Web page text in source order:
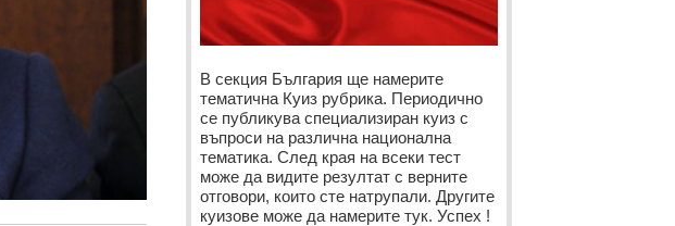
В секция България ще намерите
тематична Куиз рубрика. Периодично
се публикува специализиран куиз с
въпроси на различна национална
тематика. След края на всеки тест
може да видите резултат с верните
отговори, които сте натрупали. Другите
куизове може да намерите тук. Успех !